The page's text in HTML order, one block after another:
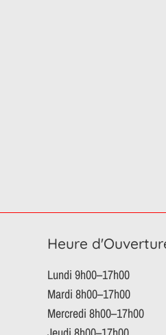
Heure
Lundi 9h00–17h00
Mardi 8h00–17h00
Mercredi 8h00–17h00